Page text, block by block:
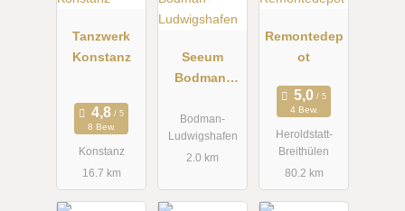
Tanzwerk
Konstanz
8 Bew.
Konstanz
16.7 km
Seeum
Bodman-
en
Bodman-
Ludwigshafen
2.0 km
Remontedep
ot
4 Bew.
Heroldstatt-
Breithülen
80.2 km